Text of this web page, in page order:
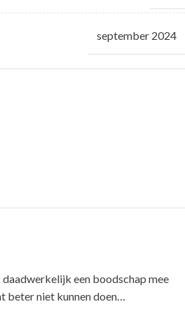
september 2024
een boodschap mee
beter niet kunnen doen…